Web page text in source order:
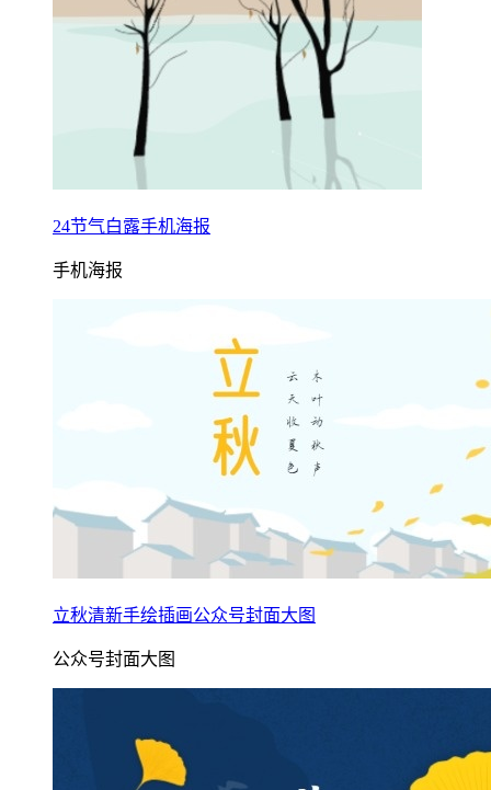
24节气白露手机海报
手机海报
立秋清新手绘插画公众号封面大图
公众号封面大图